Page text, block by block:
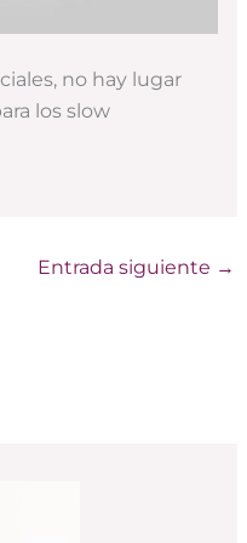
no hay lugar
los slow
Entrada siguiente →